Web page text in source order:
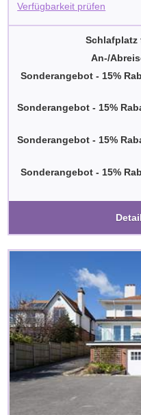
Verfügbarkeit prüfen
Schlafplatz
An-/
Sonderangebot - 15%
Sonderangebot - 15%
Sonderangebot - 15%
Sonderangebot - 15%